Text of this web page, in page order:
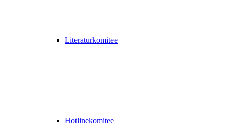
Literaturkomitee
Hotlinekomitee